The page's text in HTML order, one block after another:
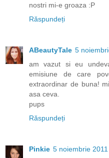
nostri mi-e groaza :P
Răspundeți
ABeautyTale 5
am vazut si eu
emisiune de care
extraordinar de buna!
asa ceva.
pups
Răspundeți
Pinkie 5 noiembrie